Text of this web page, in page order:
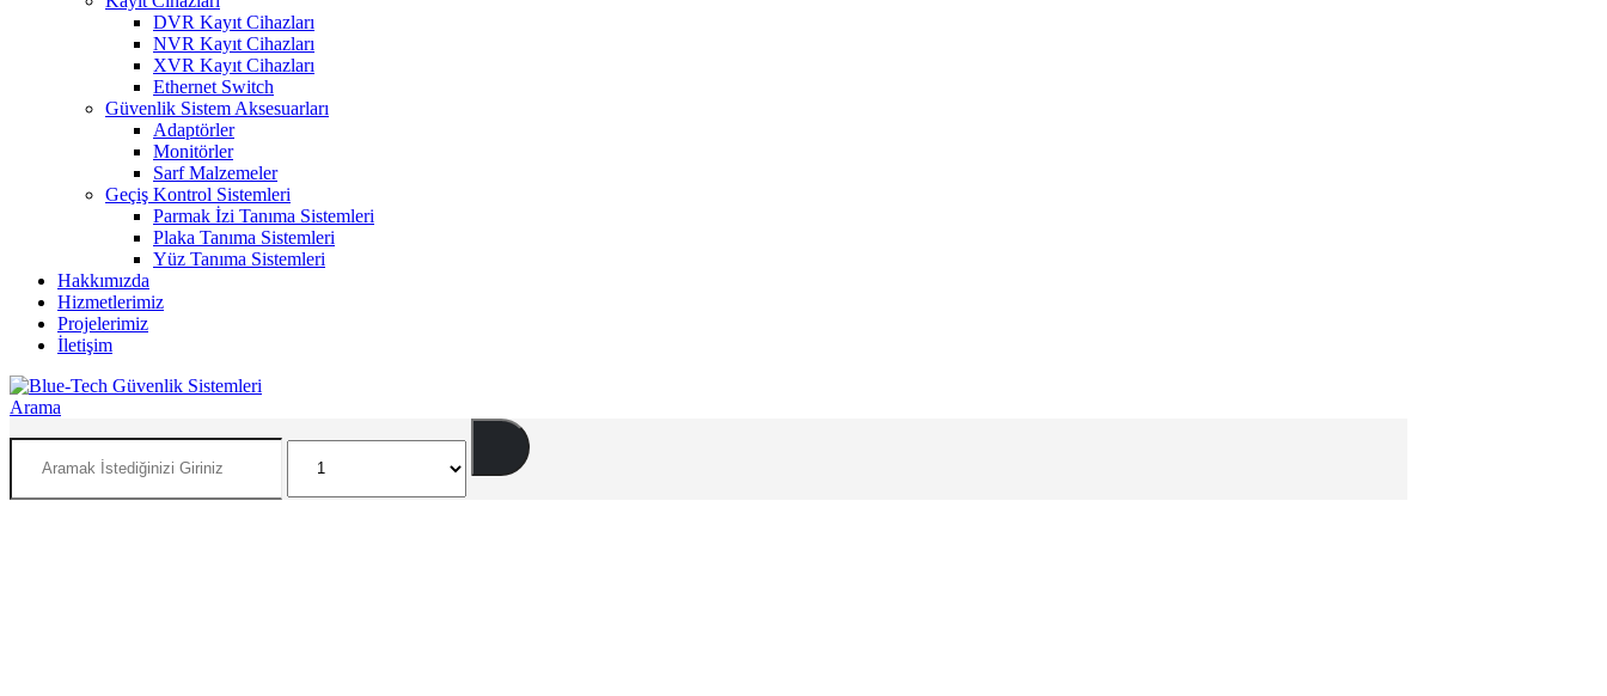
DVR Kayıt Cihazları
NVR Kayıt Cihazları
XVR Kayıt Cihazları
Ethernet Switch
Güvenlik Sistem Aksesuarları
Adaptörler
Monitörler
Sarf Malzemeler
Geçiş Kontrol Sistemleri
Parmak İzi Tanıma Sistemleri
Plaka Tanıma Sistemleri
Yüz Tanıma Sistemleri
Hakkımızda
Hizmetlerimiz
Projelerimiz
İletişim
Arama